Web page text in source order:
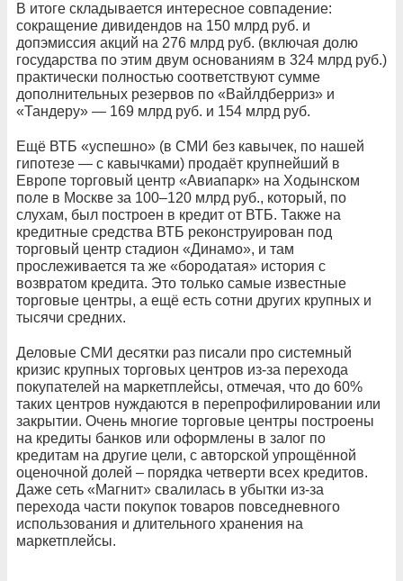
В итоге складывается интересное совпадение:
сокращение дивидендов на 150 млрд руб. и
допэмиссия акций на 276 млрд руб. (включая долю
государства по этим двум основаниям в 324 млрд руб.)
практически полностью соответствуют сумме
дополнительных резервов по «Вайлдберриз» и
«Тандеру» — 169 млрд руб. и 154 млрд руб.
Ещё ВТБ «успешно» (в СМИ без кавычек, по нашей
гипотезе — с кавычками) продаёт крупнейший в
Европе торговый центр «Авиапарк» на Ходынском
поле в Москве за 100–120 млрд руб., который, по
слухам, был построен в кредит от ВТБ. Также на
кредитные средства ВТБ реконструирован под
торговый центр стадион «Динамо», и там
прослеживается та же «бородатая» история с
возвратом кредита. Это только самые известные
торговые центры, а ещё есть сотни других крупных и
тысячи средних.
Деловые СМИ десятки раз писали про системный
кризис крупных торговых центров из-за перехода
покупателей на маркетплейсы, отмечая, что до 60%
таких центров нуждаются в перепрофилировании или
закрытии. Очень многие торговые центры построены
на кредиты банков или оформлены в залог по
кредитам на другие цели, с авторской упрощённой
оценочной долей – порядка четверти всех кредитов.
Даже сеть «Магнит» свалилась в убытки из-за
перехода части покупок товаров повседневного
использования и длительного хранения на
маркетплейсы.